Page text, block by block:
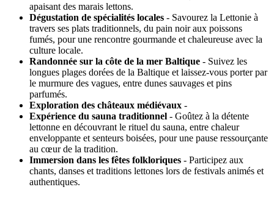
apaisant des marais lettons.
Dégustation de spécialités locales - Savourez la Lettonie à
travers ses plats traditionnels, du pain noir aux poissons
fumés, pour une rencontre gourmande et chaleureuse avec la
culture locale.
Randonnée sur la côte de la mer Baltique - Suivez les
longues plages dorées de la Baltique et laissez-vous porter par
le murmure des vagues, entre dunes sauvages et pins
parfumés.
Exploration des châteaux médiévaux -
Expérience du sauna traditionnel - Goûtez à la détente
lettonne en découvrant le rituel du sauna, entre chaleur
enveloppante et senteurs boisées, pour une pause ressourçante
au cœur de la tradition.
Immersion dans les fêtes folkloriques - Participez aux
chants, danses et traditions lettones lors de festivals animés et
authentiques.